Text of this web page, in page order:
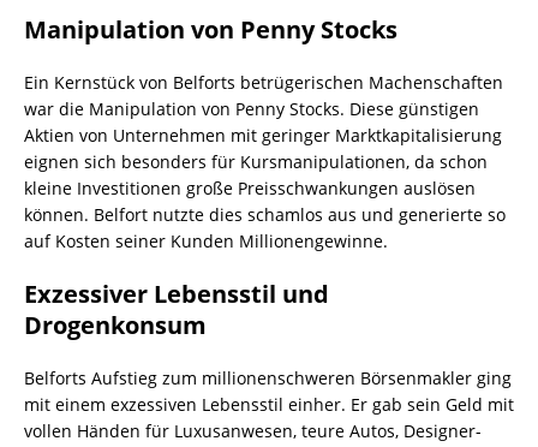
Manipulation von Penny Stocks
Ein Kernstück von Belforts betrügerischen Machenschaften
war die Manipulation von Penny Stocks. Diese günstigen
Aktien von Unternehmen mit geringer Marktkapitalisierung
eignen sich besonders für Kursmanipulationen, da schon
kleine Investitionen große Preisschwankungen auslösen
können. Belfort nutzte dies schamlos aus und generierte so
auf Kosten seiner Kunden Millionengewinne.
Exzessiver Lebensstil und
Drogenkonsum
Belforts Aufstieg zum millionenschweren Börsenmakler ging
mit einem exzessiven Lebensstil einher. Er gab sein Geld mit
vollen Händen für Luxusanwesen, teure Autos, Designer-